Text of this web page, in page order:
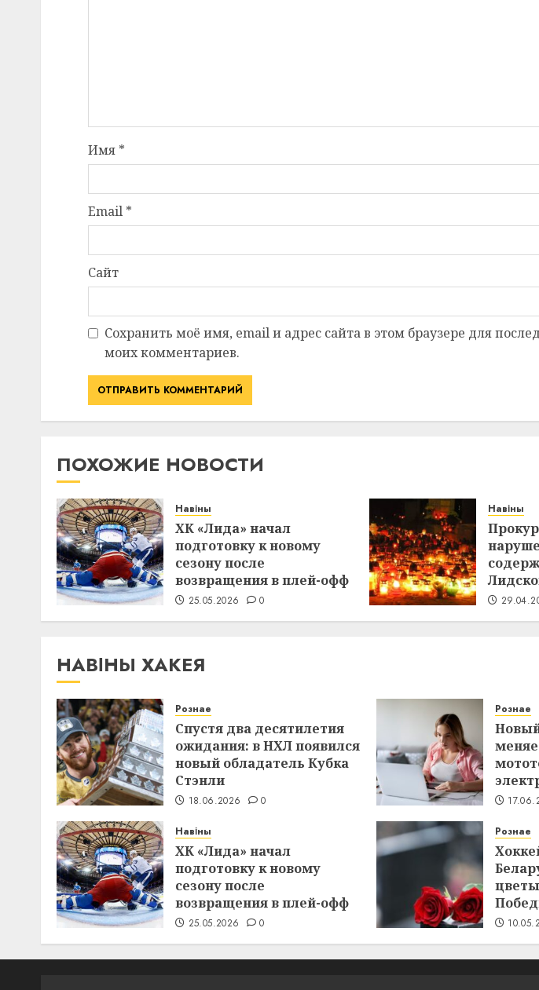
Имя *
Email *
Сайт
Сохранить моё имя, email и адрес сайта в этом браузере для
моих комментариев.
ПОХОЖИЕ НОВОСТИ
Навіны
ХК «Лида» начал
подготовку к новому
сезону после
возвращения в плей-офф
25.05.2026 0
Навіны
НАВІНЫ ХАКЕЯ
Рознае
Спустя два десятилетия
ожидания: в НХЛ появился
новый обладатель Кубка
Стэнли
18.06.2026 0
Рознае
Навіны
ХК «Лида» начал
подготовку к новому
сезону после
возвращения в плей-офф
25.05.2026 0
Рознае